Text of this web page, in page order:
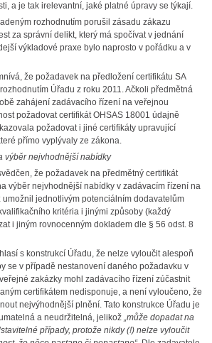
a je tak irelevantní, jaké platné úpravy se týkají.
rozhodnutím porušil zásadu zákazu
za správní delikt, který má spočívat v jednání
výkladové praxe bylo naprosto v pořádku a v
že požadavek na předložení certifikátu SA
Úřadu z roku 2011. Ačkoli předmětná
zahájení zadávacího řízení na veřejnou
požadovat certifikát OHSAS 18001 údajně
požadovat i jiné certifikáty upravující
přímo vyplývaly ze zákona.
výběr nejvhodnější nabídky
že požadavek na předmětný certifikát
výběr nejvhodnější nabídky v zadávacím řízení na
jednotlivým potenciálním dodavatelům
kritéria i jinými způsoby (každý
i jiným rovnocenným dokladem dle § 56 odst. 8
s konstrukcí Úřadu, že nelze vyloučit alespoň
se v případě nestanovení daného požadavku v
zakázky mohl zadávacího řízení zúčastnit
certifikátem nedisponuje, a není vyloučeno, že
nejvýhodnější plnění. Tato konstrukce Úřadu je
a neudržitelná, jelikož „může dopadat na
případy, protože nikdy (!) nelze vyloučit